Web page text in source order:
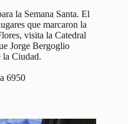
la Semana Santa. El
que marcaron la
visita la Catedral
Jorge Bergoglio
la Ciudad.
6950